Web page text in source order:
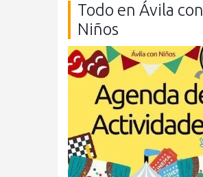
Todo en Ávila con
Niños